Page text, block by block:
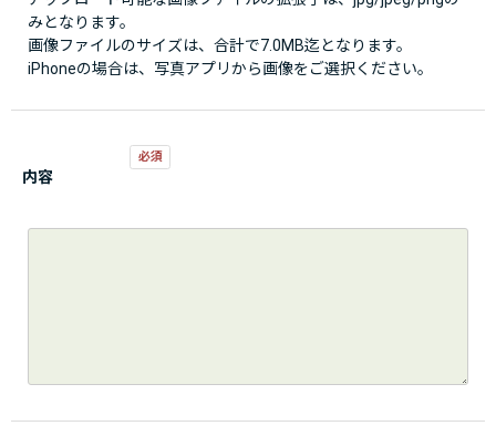
みとなります。
画像ファイルのサイズは、合計で7.0MB迄となります。
iPhoneの場合は、写真アプリから画像をご選択ください。
内容